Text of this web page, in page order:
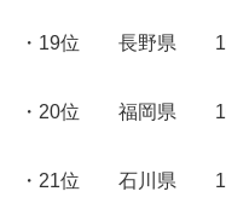
・19位 長野県
・20位 福岡県
・21位 石川県